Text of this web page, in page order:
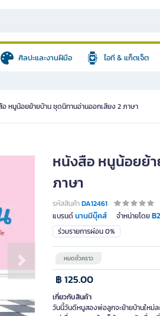
ศิลปะและงานฝีมือ ไอที & แก็ตเจ็ต
หนูน้อยย้ายบ้าน ชุดนิทานอ่านออกเสียง 2 ภาษา
Next slide
หนังสือ หนูน้อยย้
ภาษา
รหัสสินค้าDA12461
แบรนด์นานมีบุ๊คส์ จำหน่ายโดย
ร่วมรายการผ่อน 0%
หมดชั่วคราว
฿ 125.00
เกี่ยวกับสินค้า
วันนี้วันดีหนูสองพ่อลูกจะย้ายบ้านใหม่